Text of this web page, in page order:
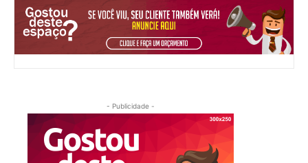
- Publicidade -